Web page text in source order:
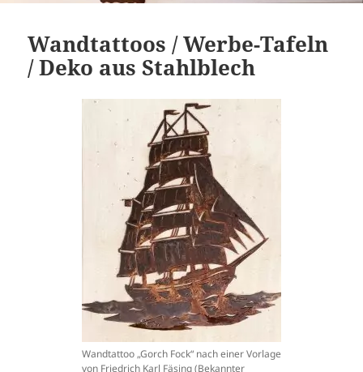
Wandtattoos / Werbe-Tafeln
/ Deko aus Stahlblech
Wandtattoo „Gorch Fock“ nach einer Vorlage
von Friedrich Karl Fäsing (Bekannter